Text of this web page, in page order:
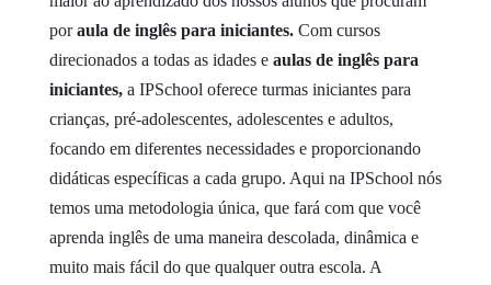
poraula de inglês para iniciantes. Com cursos
direcionados a todas as idades e aulas de inglês para
iniciantes,a IPSchool oferece turmas iniciantes para
crianças, pré-adolescentes, adolescentes e adultos,
focando em diferentes necessidades e proporcionando
didáticas específicas a cada grupo. Aqui na IPSchool nós
temos uma metodologia única, que fará com que você
aprenda inglês de uma maneira descolada, dinâmica e
muito mais fácil do que qualquer outra escola. A